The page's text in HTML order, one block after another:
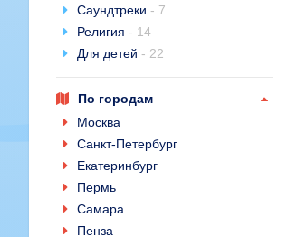
Саундтреки - 7
Религия - 14
Для детей - 22
По городам
Москва
Санкт-Петербург
Екатеринбург
Пермь
Самара
Пенза